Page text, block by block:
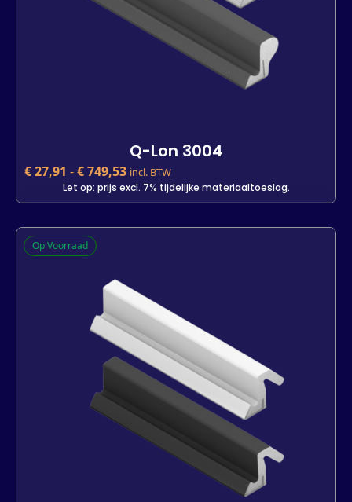
Q-Lon 3004
€27,91 -€749,53 incl. BTW
Let op: prijs excl. 7% tijdelijke materiaaltoeslag.
Q-Lon 3004
€27,91 incl. BTW
7 m 25 m 700 m
- +
In winkelwagen
Op Voorraad